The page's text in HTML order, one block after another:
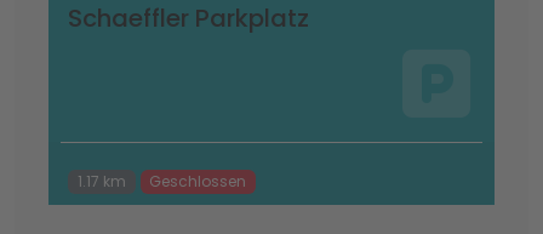
Schaeffler Parkplatz
1.17 km Geschlossen